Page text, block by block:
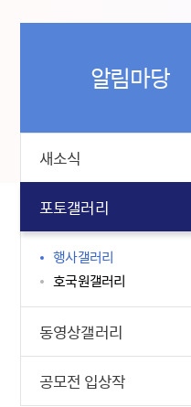
알림마당
새소식
포토갤러리
행사갤러리
호국원갤러리
동영상갤러리
공모전 입상작